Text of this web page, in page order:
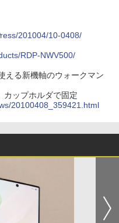
201004/10-0408/
RDP-NWV500/
える新機軸のウォークマン
カップホルダで固定
20100408_359421.html